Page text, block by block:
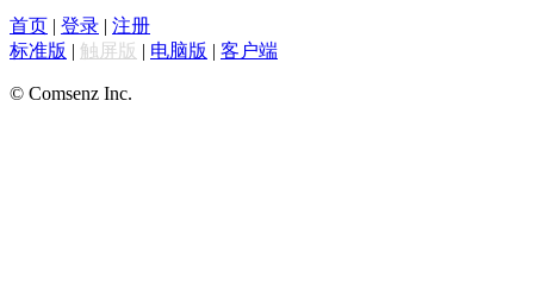
首页 | 登录 | 注册
标准版 | 触屏版 | 电脑版 | 客户端
© Comsenz Inc.